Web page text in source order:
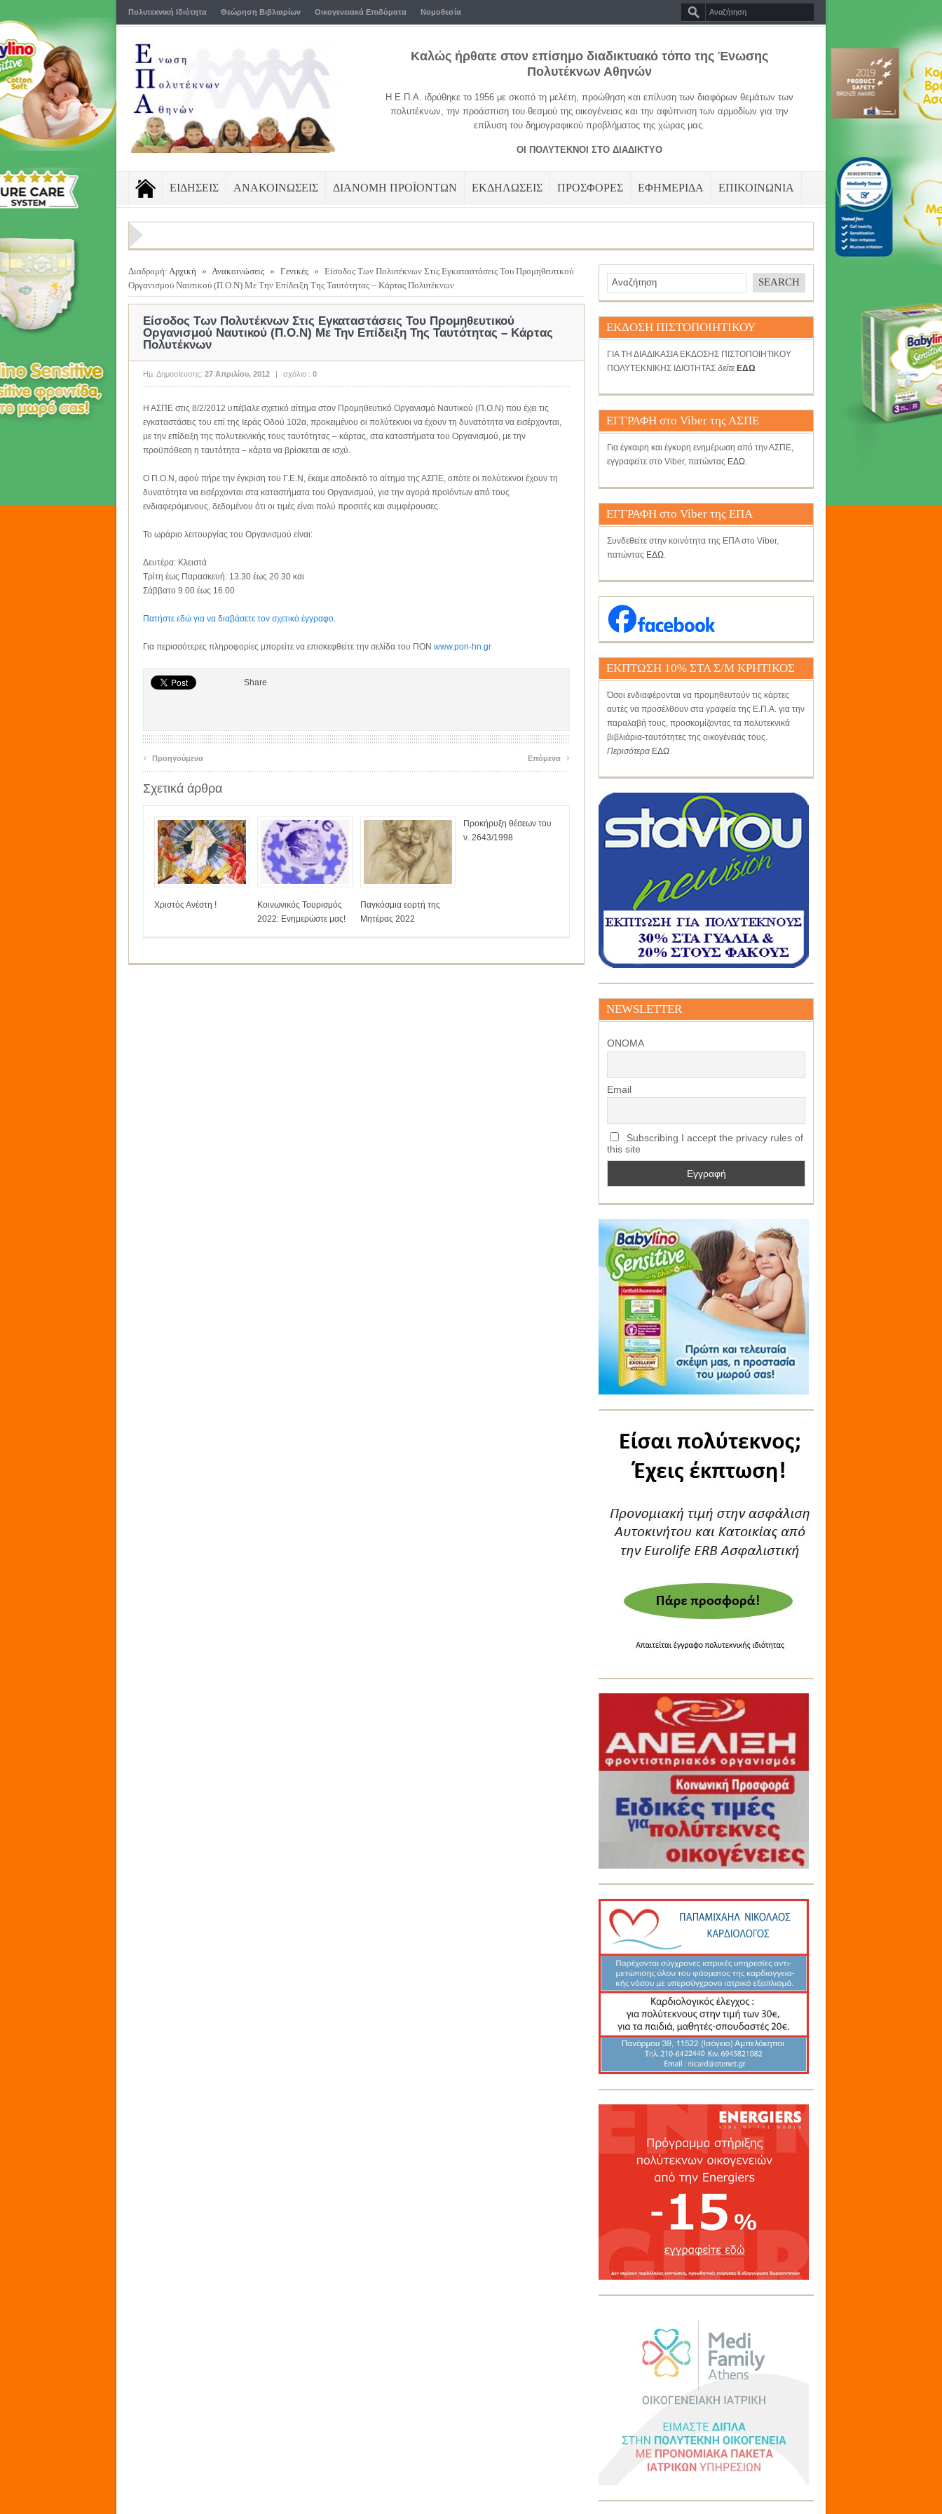
Πολυτεκνική Ιδιότητα Θεώρηση Βιβλιαρίων Οικογενειακά Επιδόματα Νομοθεσία
Καλώς ήρθατε στον επίσημο διαδικτυακό τόπο της Ένωσης
Πολυτέκνων Αθηνών
Η Ε.Π.Α. ιδρύθηκε το 1956 με σκοπό τη μελέτη, προώθηση και επίλυση των διαφόρων θεμάτων των
πολυτέκνων, την προάσπιση του θεσμού της οικογένειας και την αφύπνιση των αρμοδίων για την
επίλυση του δημογραφικού προβλήματος της χώρας μας.
ΟΙ ΠΟΛΥΤΕΚΝΟΙ ΣΤΟ ΔΙΑΔΙΚΤΥΟ
ΕΙΔΗΣΕΙΣ ΑΝΑΚΟΙΝΩΣΕΙΣ ΔΙΑΝΟΜΗ ΠΡΟΪΟΝΤΩΝ ΕΚΔΗΛΩΣΕΙΣ ΠΡΟΣΦΟΡΕΣ ΕΦΗΜΕΡΙΔΑ ΕΠΙΚΟΙΝΩΝΙΑ
Διαδρομή: Αρχική » Ανακοινώσεις » Γενικές » Είσοδος Των Πολυτέκνων Στις Εγκαταστάσεις Του Προμηθευτικού
Οργανισμού Ναυτικού (Π.Ο.Ν) Με Την Επίδειξη Της Ταυτότητας – Κάρτας Πολυτέκνων
Είσοδος Των Πολυτέκνων Στις Εγκαταστάσεις Του Προμηθευτικού
Οργανισμού Ναυτικού (Π.Ο.Ν) Με Την Επίδειξη Της Ταυτότητας – Κάρτας
Πολυτέκνων
Ημ. Δημοσίευσης: 27 Απριλίου, 2012 | σχόλιο : 0
Η ΑΣΠΕ στις 8/2/2012 υπέβαλε σχετικό αίτημα στον Προμηθευτικό Οργανισμό Ναυτικού (Π.Ο.Ν) που έχει τις
εγκαταστάσεις του επί της Ιεράς Οδού 102α, προκειμένου οι πολύτεκνοι να έχουν τη δυνατότητα να εισέρχονται,
με την επίδειξη της πολυτεκνικής τους ταυτότητας – κάρτας, στα καταστήματα του Οργανισμού, με την
προϋπόθεση η ταυτότητα – κάρτα να βρίσκεται σε ισχύ.
Ο Π.Ο.Ν, αφού πήρε την έγκριση του Γ.Ε.Ν, έκαμε αποδεκτό το αίτημα της ΑΣΠΕ, οπότε οι πολύτεκνοι έχουν τη
δυνατότητα να εισέρχονται στα καταστήματα του Οργανισμού, για την αγορά προϊόντων από τους
ενδιαφερόμενους, δεδομένου ότι οι τιμές είναι πολύ προσιτές και συμφέρουσες.
Το ωράριο λειτουργίας του Οργανισμού είναι:
Δευτέρα: Κλειστά
Τρίτη έως Παρασκευή: 13.30 έως 20.30 και
Σάββατο 9.00 έως 16.00
Πατήστε εδώ για να διαβάσετε τον σχετικό έγγραφο.
Για περισσότερες πληροφορίες μπορείτε να επισκεφθείτε την σελίδα του ΠΟΝ www.pon-hn.gr
Share
‹ Προηγούμενα Επόμενα ›
Σχετικά άρθρα
Χριστός Ανέστη !
Κοινωνικός Τουρισμός
2022: Ενημερώστε μας!
Παγκόσμια εορτή της
Μητέρας 2022
Προκήρυξη θέσεων του
ν. 2643/1998
ΕΚΔΟΣΗ ΠΙΣΤΟΠΟΙΗΤΙΚΟΥ
ΓΙΑ ΤΗ ΔΙΑΔΙΚΑΣΙΑ ΕΚΔΟΣΗΣ ΠΙΣΤΟΠΟΙΗΤΙΚΟΥ
ΠΟΛΥΤΕΚΝΙΚΗΣ ΙΔΙΟΤΗΤΑΣ δείτε ΕΔΩ
ΕΓΓΡΑΦΗ στο Viber της ΑΣΠΕ
Για έγκαιρη και έγκυρη ενημέρωση από την ΑΣΠΕ,
εγγραφείτε στο Viber, πατώντας ΕΔΩ.
ΕΓΓΡΑΦΗ στο Viber της ΕΠΑ
Συνδεθείτε στην κοινότητα της ΕΠΑ στο Viber,
πατώντας ΕΔΩ.
ΕΚΠΤΩΣΗ 10% ΣΤΑ Σ/Μ ΚΡΗΤΙΚΟΣ
Όσοι ενδιαφέρονται να προμηθευτούν τις κάρτες
αυτές να προσέλθουν στα γραφεία της Ε.Π.Α. για την
παραλαβή τους, προσκομίζοντας τα πολυτεκνικά
βιβλιάρια-ταυτότητες της οικογένειάς τους.
Περισότερα ΕΔΩ
NEWSLETTER
ΟΝΟΜΑ
Email
Subscribing I accept the privacy rules of
this site